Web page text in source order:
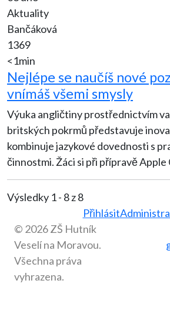
Aktuality
Bančáková
1369
<1min
Nejlépe se naučíš nové
vnímáš všemi smysly
Výuka angličtiny prostřednictvím
britských pokrmů představuje
kombinuje jazykové dovednosti s
činnostmi. Žáci si při přípravě Apple
Výsledky 1 - 8 z 8
Přihlásit
© 2026 ZŠ Hutník
Veselí na Moravou.
Všechna práva
vyhrazena.